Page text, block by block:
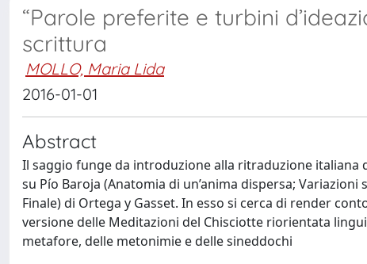
“Parole preferite e turbini
scrittura
MOLLO, Maria Lida
2016-01-01
Abstract
Il saggio funge da introduzione alla ritraduzione italiana
su Pío Baroja (Anatomia di un’anima dispersa;
Finale) di Ortega y Gasset. In esso si cerca di render
versione delle Meditazioni del Chisciotte riorientata
metafore, delle metonimie e delle sineddochi